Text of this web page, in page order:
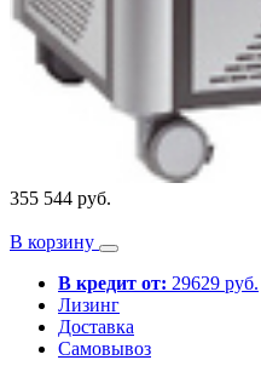
355 544 руб.
В корзину
В кредит от: 29629 руб.
Лизинг
Доставка
Самовывоз